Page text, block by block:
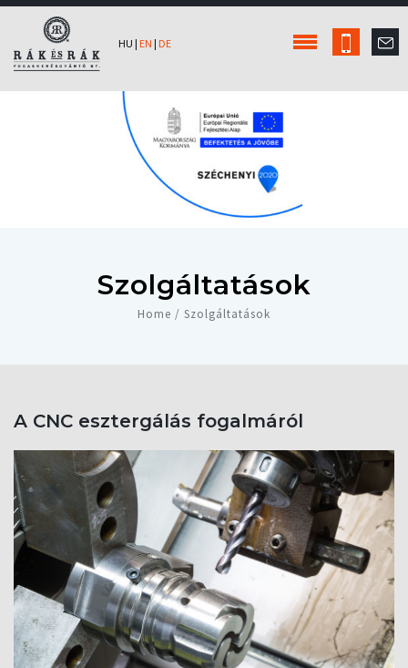
HU | EN | DE
Szolgáltatások
Home / Szolgáltatások
A CNC esztergálás fogalmáról